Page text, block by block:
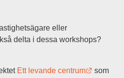
eller
delta i dessa workshops?
Ett levande centrum Länk till
som